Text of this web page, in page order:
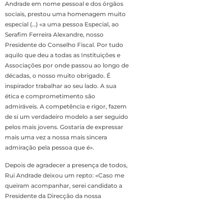
Andrade em nome pessoal e dos órgãos
sociais, prestou uma homenagem muito
especial (…) «a uma pessoa Especial, ao
Serafim Ferreira Alexandre, nosso
Presidente do Conselho Fiscal. Por tudo
aquilo que deu a todas as Instituições e
Associações por onde passou ao longo de
décadas, o nosso muito obrigado. É
inspirador trabalhar ao seu lado. A sua
ética e comprometimento são
admiráveis. A competência e rigor, fazem
de si um verdadeiro modelo a ser seguido
pelos mais jovens. Gostaria de expressar
mais uma vez a nossa mais sincera
admiração pela pessoa que é».
Depois de agradecer a presença de todos,
Rui Andrade deixou um repto: «Caso me
queiram acompanhar, serei candidato a
Presidente da Direcção da nossa